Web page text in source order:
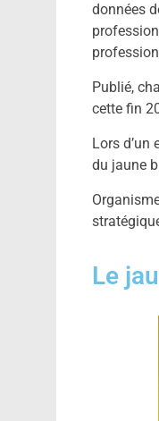
données
Publié,
cette fin
Lors d’un
du jaune
Le